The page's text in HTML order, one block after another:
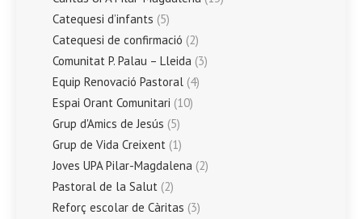
Catequesi d’infants (5)
Catequesi de confirmació (2)
Comunitat P. Palau – Lleida (3)
Equip Renovació Pastoral (4)
Espai Orant Comunitari (10)
Grup d'Amics de Jesús (5)
Grup de Vida Creixent (1)
Joves UPA Pilar-Magdalena (2)
Pastoral de la Salut (2)
Reforç escolar de Càritas (3)